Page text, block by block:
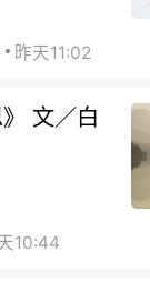
昨天11:02
文／白
10:44